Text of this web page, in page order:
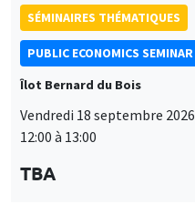
SÉMINAIRES THÉMATIQUES
PUBLIC ECONOMICS SEMINAR
Îlot Bernard du Bois
Vendredi 18 septembre 2026
12:00 à 13:00
TBA